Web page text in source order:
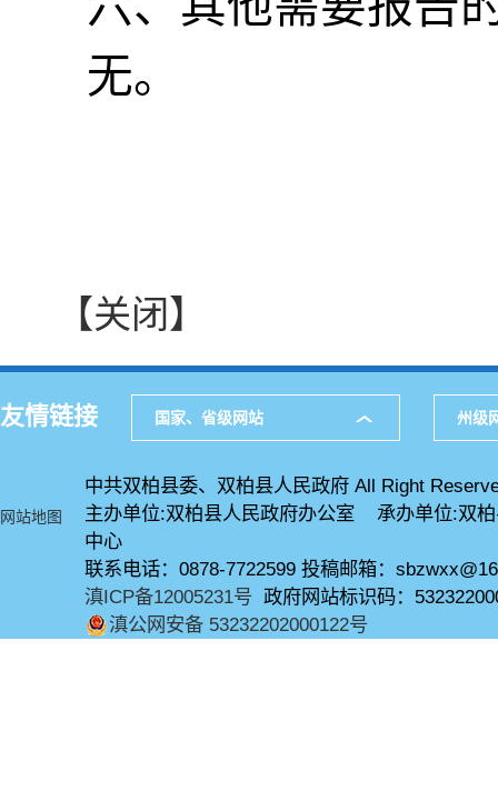
无。
【关闭】
友情链接 国家、省级网站 州级
网站地图
中共双柏县委、双柏县人民政府 All Right
主办单位:双柏县人民政府办公室 承办单位:双
中心
联系电话：0878-7722599 投稿邮箱：
滇ICP备12005231号 政府网站标识码：
滇公网安备 53232202000122号